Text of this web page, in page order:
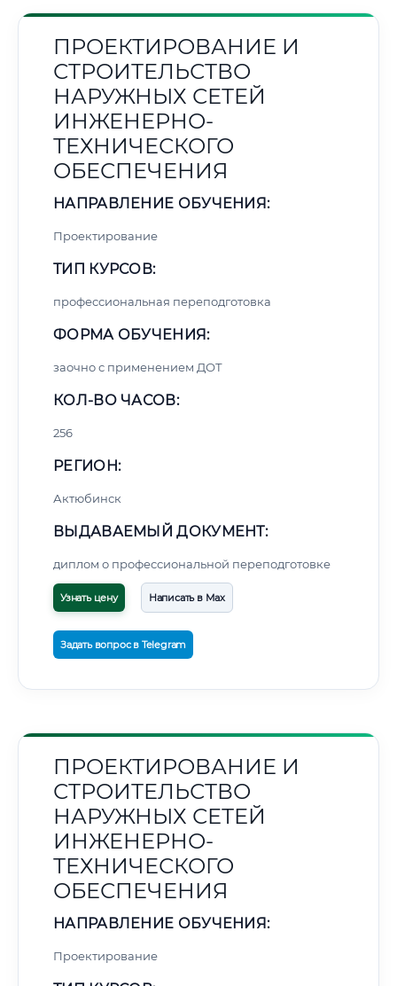
ПРОЕКТИРОВАНИЕ И
СТРОИТЕЛЬСТВО
НАРУЖНЫХ СЕТЕЙ
ИНЖЕНЕРНО-
ТЕХНИЧЕСКОГО
ОБЕСПЕЧЕНИЯ
НАПРАВЛЕНИЕ ОБУЧЕНИЯ:
Проектирование
ТИП КУРСОВ:
профессиональная переподготовка
ФОРМА ОБУЧЕНИЯ:
заочно с применением ДОТ
КОЛ-ВО ЧАСОВ:
256
РЕГИОН:
Актюбинск
ВЫДАВАЕМЫЙ ДОКУМЕНТ:
диплом о профессиональной переподготовке
Узнать цену Написать в Max
Задать вопрос в Telegram
ПРОЕКТИРОВАНИЕ И
СТРОИТЕЛЬСТВО
НАРУЖНЫХ СЕТЕЙ
ИНЖЕНЕРНО-
ТЕХНИЧЕСКОГО
ОБЕСПЕЧЕНИЯ
НАПРАВЛЕНИЕ ОБУЧЕНИЯ:
Проектирование